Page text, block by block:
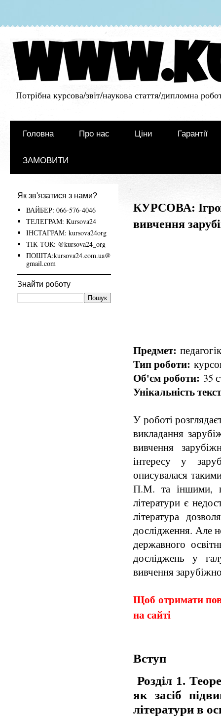
Потрібна курсова/звіт/наукова стаття/дипломна
Головна Про нас Ціни Гарантії
ЗАМОВИТИ
КУРСОВА:
вивчення
Предмет:
Тип роботи:
Об'єм роботи: 35
Унікальність
У роботі
викладання
вивчення
інтересу у
описувалася
П.М. та іншими,
літератури є
література
дослідження. Але
державного
досліджень у
вивчення
Щоб отримати
на сайті
Вступ
Розділ 1.
як засіб
літератури в
Як зв'язатися з нами?
ВАЙБЕР: 066-576-4046
ТЕЛЕГРАМ: Kursova24
ІНСТАГРАМ: kursova24org
ТІК-ТОК: @kursova24_org
ПОШТА:kursova24.com.ua@
gmail.com
Знайти роботу